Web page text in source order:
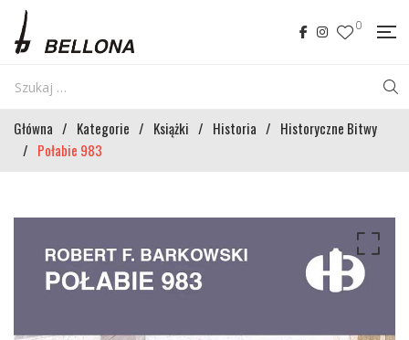
0
Główna / Kategorie / Książki / Historia / Historyczne Bitwy
/ Połabie 983